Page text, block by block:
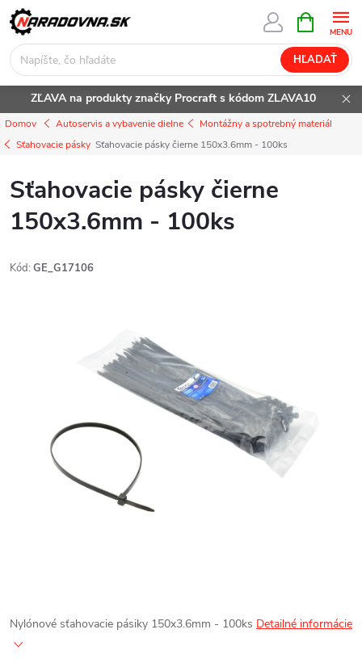
Prejsť
na
obsah
HĽADAŤ
KOŠÍK
ZĽAVA na produkty značky Procraft s kódom ZLAVA10
Domov Autoservis a vybavenie dielne
Montážny a spotrebný materiál
Sťahovacie pásky Sťahovacie pásky čierne 150x3.6mm - 100ks
Sťahovacie pásky čierne
150x3.6mm - 100ks
Kód: GE_G17106
Nylónové sťahovacie pásiky 150x3.6mm - 100ks Detailné informácie